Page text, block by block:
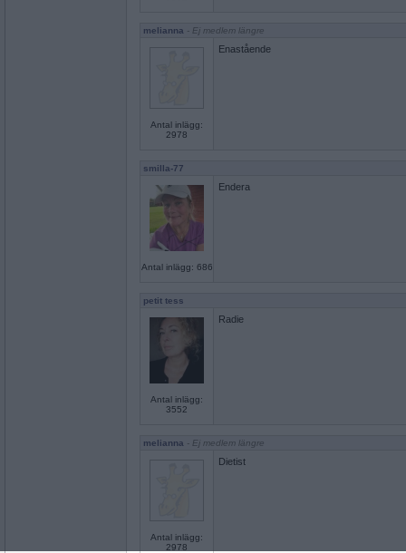
melianna - Ej medlem längre
Antal inlägg:
2978
Enastående
smilla-77
Antal inlägg: 686
Endera
petit tess
Antal inlägg:
3552
Radie
melianna - Ej medlem längre
Antal inlägg:
2978
Dietist